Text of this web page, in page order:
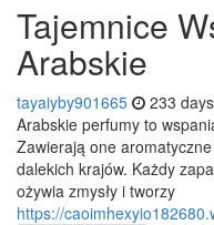
Tajemnice
Arabskie
tayaiyby901665 233
Arabskie perfumy to
Zawierają one
dalekich krajów. Każdy
ożywia zmysły i tworzy
https://